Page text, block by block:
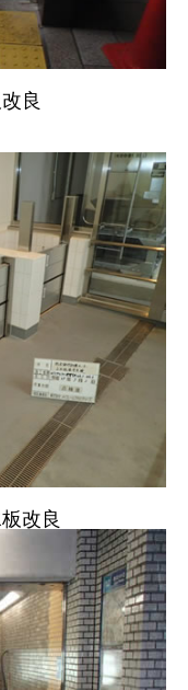
良
改良